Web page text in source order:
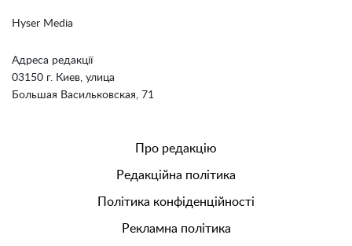
Hyser Media
Адреса редакції
03150 г. Киев, улица
Большая Васильковская, 71
Про редакцію
Редакційна політика
Політика конфіденційності
Рекламна політика